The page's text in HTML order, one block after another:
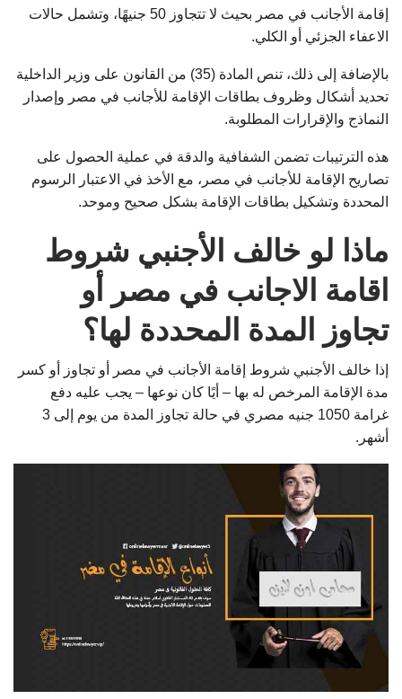
إقامة الأجانب في مصر بحيث لا تتجاوز 50 جنيهًا، وتشمل حالات
الاعفاء الجزئي أو الكلي.
بالإضافة إلى ذلك، تنص المادة (35) من القانون على وزير الداخلية
تحديد أشكال وظروف بطاقات الإقامة للأجانب في مصر وإصدار
النماذج والإقرارات المطلوبة.
هذه الترتيبات تضمن الشفافية والدقة في عملية الحصول على
تصاريح الإقامة للأجانب في مصر، مع الأخذ في الاعتبار الرسوم
المحددة وتشكيل بطاقات الإقامة بشكل صحيح وموحد.
ماذا لو خالف الأجنبي شروط
اقامة الاجانب في مصر أو
تجاوز المدة المحددة لها؟
إذا خالف الأجنبي شروط إقامة الأجانب في مصر أو تجاوز أو كسر
مدة الإقامة المرخص له بها – أيًا كان نوعها – يجب عليه دفع
غرامة 1050 جنيه مصري في حالة تجاوز المدة من يوم إلى 3
أشهر.